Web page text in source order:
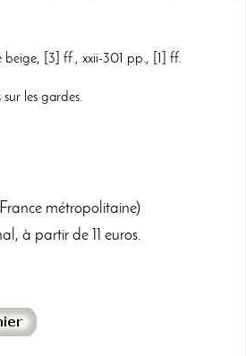
beige, [3] ff., xxii-301 pp., [1] ff.
sur les gardes.
métropolitaine)
à partir de 11 euros.